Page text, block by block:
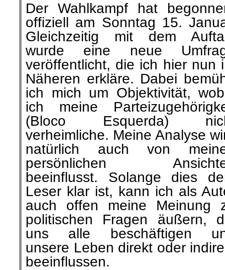
Der Wahlkampf hat
offiziell am Sonntag 15.
Gleichzeitig mit dem
wurde eine neue
veröffentlicht, die ich hier nun
Näheren erkläre. Dabei
ich mich um Objektivität,
ich meine
(Bloco Esquerda)
verheimliche. Meine Analyse
natürlich auch von
persönlichen
beeinflusst. Solange dies
Leser klar ist, kann ich als
auch offen meine Meinung
politischen Fragen äußern,
uns alle beschäftigen
unsere Leben direkt oder
beeinflussen.